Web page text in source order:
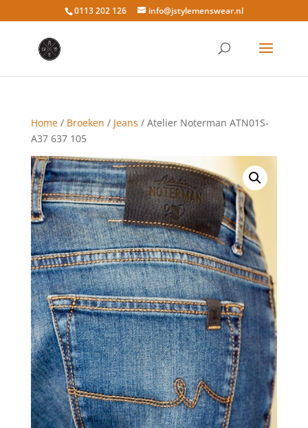
0113 202 126 info@jstylemenswear.nl
Home/ Broeken / Jeans / Atelier Noterman ATN01S-
A37 637 105